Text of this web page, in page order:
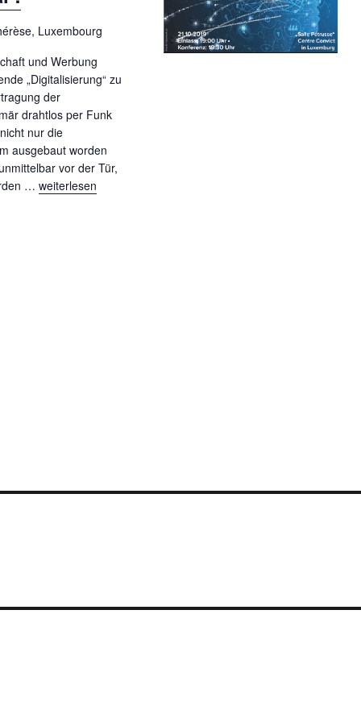
s
i
Luxembourg
und Werbung
„Digitalisierung“ zu
der
drahtlos per Funk
nur die
ausgebaut worden
vor der Tür,
…„Überall funkt´s digital !“
weiterlesen